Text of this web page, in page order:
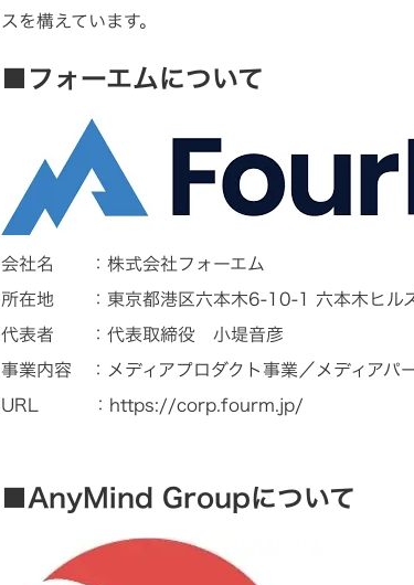
スを構えています。
■フォーエムについて
会社名 ：株式会社フォーエム
所在地 ：東京都港区六本木6-10-1 六本木ヒル
代表者 ：代表取締役 小堤音彦
事業内容 ：メディアプロダクト事業／メディアパ
URL ： https://corp.fourm.jp/
■AnyMind Groupについて